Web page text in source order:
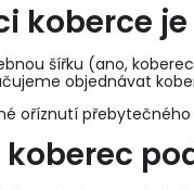
koberce
šířku (ano,
objednávat
oříznutí